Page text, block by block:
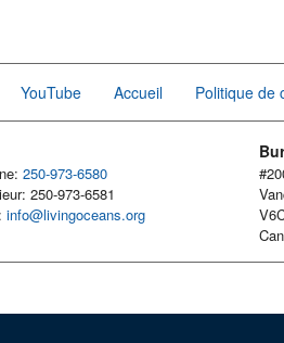
YouTube Accueil Politique de
250-973-6580
250-973-6581
info@livingoceans.org